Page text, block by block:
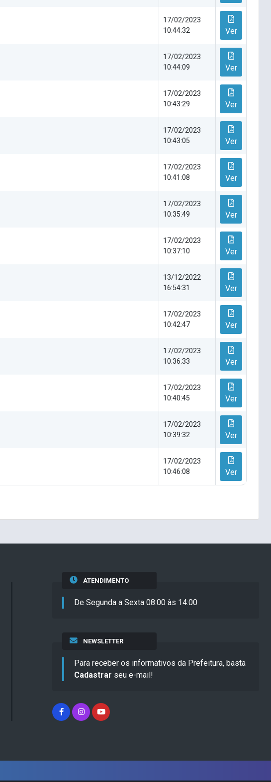
17/02/2023
10:44:32
Ver
17/02/2023
10:44:09
Ver
17/02/2023
10:43:29
Ver
17/02/2023
10:43:05
Ver
17/02/2023
10:41:08
Ver
17/02/2023
10:35:49
Ver
17/02/2023
10:37:10
Ver
13/12/2022
16:54:31
Ver
17/02/2023
10:42:47
Ver
17/02/2023
10:36:33
Ver
17/02/2023
10:40:45
Ver
17/02/2023
10:39:32
Ver
17/02/2023
10:46:08
Ver
ATENDIMENTO
De Segunda a Sexta 08:00 às 14:00
NEWSLETTER
Para receber os informativos da Prefeitura, basta
Cadastrar seu e-mail!